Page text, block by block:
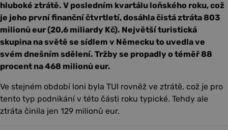
hluboké ztrátě. V posledním kvartálu loňského roku, což
je jeho první finanční čtvrtletí, dosáhla čistá ztráta 803
milionů eur (20,6 miliardy Kč). Největší turistická
skupina na světě se sídlem v Německu to uvedla ve
svém dnešním sdělení. Tržby se propadly o téměř 88
procent na 468 milionů eur.
Ve stejném období loni byla TUI rovněž ve ztrátě, což je pro
tento typ podnikání v této části roku typické. Tehdy ale
ztráta činila jen 129 milionů eur.